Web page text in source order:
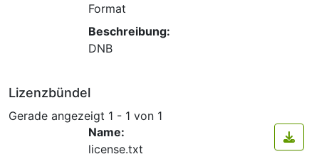
Format
Beschreibung:
DNB
Lizenzbündel
Gerade angezeigt 1 - 1 von 1
Name:
license.txt